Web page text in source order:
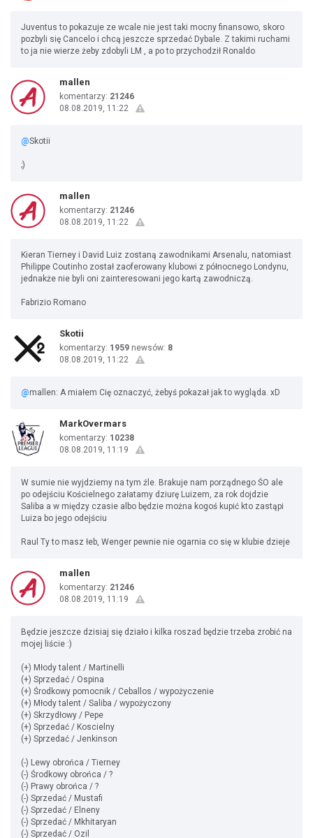
Juventus to pokazuje ze wcale nie jest taki mocny finansowo, skoro
pozbyli się Cancelo i chcą jeszcze sprzedać Dybale. Z takimi ruchami
to ja nie wierze żeby zdobyli LM , a po to przychodził Ronaldo
mallen
komentarzy: 21246
08.08.2019, 11:22
@Skotii
;)
mallen
komentarzy: 21246
08.08.2019, 11:22
Kieran Tierney i David Luiz zostaną zawodnikami Arsenalu, natomiast
Philippe Coutinho został zaoferowany klubowi z północnego Londynu,
jednakże nie byli oni zainteresowani jego kartą zawodniczą.
Fabrizio Romano
Skotii
komentarzy: 1959 newsów: 8
08.08.2019, 11:22
@mallen: A miałem Cię oznaczyć, żebyś pokazał jak to wygląda. xD
MarkOvermars
komentarzy: 10238
08.08.2019, 11:19
W sumie nie wyjdziemy na tym źle. Brakuje nam porządnego ŚO ale
po odejściu Kościelnego załatamy dziurę Luizem, za rok dojdzie
Saliba a w między czasie albo będzie można kogoś kupić kto zastąpi
Luiza bo jego odejściu
Raul Ty to masz łeb, Wenger pewnie nie ogarnia co się w klubie dzieje
mallen
komentarzy: 21246
08.08.2019, 11:19
Będzie jeszcze dzisiaj się działo i kilka roszad będzie trzeba zrobić na
mojej liście :)
(+) Młody talent / Martinelli
(+) Sprzedać / Ospina
(+) Środkowy pomocnik / Ceballos / wypożyczenie
(+) Młody talent / Saliba / wypożyczony
(+) Skrzydłowy / Pepe
(+) Sprzedać / Koscielny
(+) Sprzedać / Jenkinson
(-) Lewy obrońca / Tierney
(-) Środkowy obrońca / ?
(-) Prawy obrońca / ?
(-) Sprzedać / Mustafi
(-) Sprzedać / Elneny
(-) Sprzedać / Mkhitaryan
(-) Sprzedać / Ozil